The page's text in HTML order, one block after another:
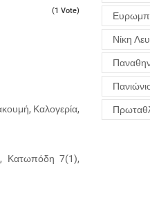
(1 Vote)
Καλογερία,
Κατωπόδη 7(1),
Νίκη